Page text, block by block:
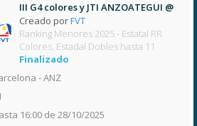
III G4 colores y JTI ANZOATEGUI @
Creado porFVT
Ranking Menores 2025 - Estatal RR
Colores, Estadal Dobles hasta 11
Finalizado
- ANZ
16:00 de 28/10/2025